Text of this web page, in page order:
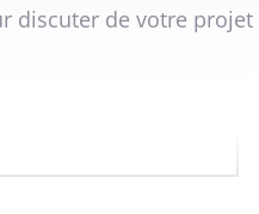
discuter de votre projet